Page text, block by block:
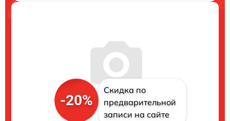
-20%
Скидка по
предварительной
записи на сайте